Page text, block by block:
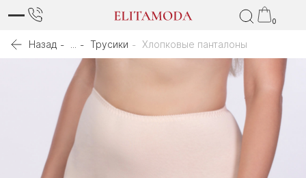
0
Назад Трусики Хлопковые панталоны